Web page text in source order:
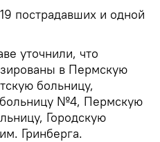
пострадавших и одной
уточнили, что
в Пермскую
больницу,
№4, Пермскую
Городскую
Гринберга.​